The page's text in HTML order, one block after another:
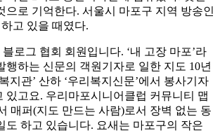
으로 기억한다. 서울시 마포구 지역 방송인
고 있을 때였다.
로그 협회 회원입니다. ‘내 고장 마포’라
행하는 신문의 객원기자로 일한 지도 10년
지관’ 산하 ‘우리복지신문’에서 봉사기자
있고요. 우리마포시니어클럽 커뮤니티 맵
매퍼(지도 만드는 사람)로서 장벽 없는 동
도 하고 있습니다. 요새는 마포구의 작은